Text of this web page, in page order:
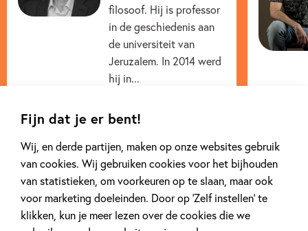
Fijn dat je er bent!
Wij, en derde partijen, maken op onze websites gebruik
van cookies. Wij gebruiken cookies voor het bijhouden
van statistieken, om voorkeuren op te slaan, maar ook
voor marketing doeleinden. Door op ‘Zelf instellen’ te
klikken, kun je meer lezen over de cookies die we
filosoof. Hij is professor
in de geschiedenis aan
de universiteit van
Jeruzalem. In 2014 werd
hij in...
Lees meer